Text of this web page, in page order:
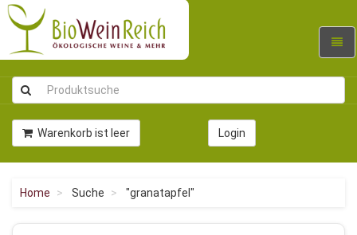
Warenkorb ist leer Login
Home Suche "granatapfel"